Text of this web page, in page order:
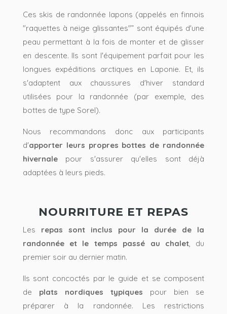
Ces skis de randonnée lapons (appelés en finnois
"raquettes à neige glissantes"” sont équipés d'une
peau permettant à la fois de monter et de glisser
en descente. Ils sont l'équipement parfait pour les
longues expéditions arctiques en Laponie. Et, ils
s'adaptent aux chaussures d'hiver standard
utilisées pour la randonnée (par exemple, des
bottes de type Sorel).
Nous recommandons donc aux participants
d'apporter leurs propres bottes de randonnée
hivernalepour s'assurer qu'elles sont déjà
adaptées à leurs pieds.
NOURRITURE ET REPAS
Les repas sont inclus pour la durée de la
randonnée et le temps passé au chalet, du
premier soir au dernier matin.
Ils sont concoctés par le guide et se composent
de plats nordiques typiques pour bien se
préparer à la randonnée. Les restrictions